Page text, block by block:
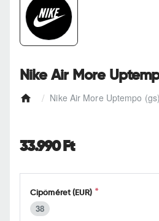
e
Nike Air More Uptempo (gs)
Nike Air More
33.990 Ft
Cipőméret (EUR)
38